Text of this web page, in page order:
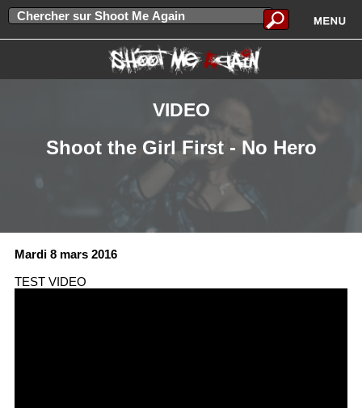
VIDEO
Shoot the Girl First - No Hero
Mardi 8 mars 2016
TEST VIDEO